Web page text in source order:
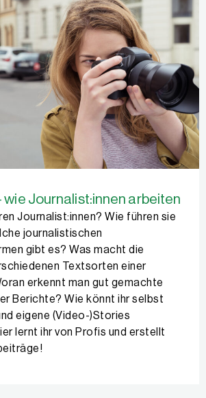
wie Journalist:innen arbeiten
Journalist:innen? Wie führen sie
journalis­tischen
gibt es? Was macht die
Textsorten einer
erkennt man gut gemachte
Berichte? Wie könnt ihr selbst
eigene (Video-)Stories
lernt ihr von Profis und erstellt